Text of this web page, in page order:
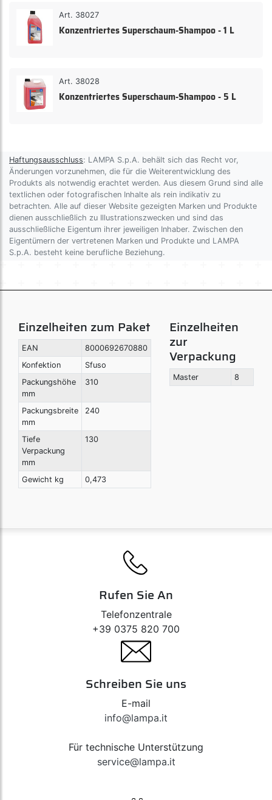
Art. 38027
Konzentriertes Superschaum-Shampoo - 1 L
Art. 38028
Konzentriertes Superschaum-Shampoo - 5 L
Haftungsausschluss: LAMPA S.p.A. behält sich das Recht vor,
Änderungen vorzunehmen, die für die Weiterentwicklung des
Produkts als notwendig erachtet werden. Aus diesem Grund sind alle
textlichen oder fotografischen Inhalte als rein indikativ zu
betrachten. Alle auf dieser Website gezeigten Marken und Produkte
dienen ausschließlich zu Illustrationszwecken und sind das
ausschließliche Eigentum ihrer jeweiligen Inhaber. Zwischen den
Eigentümern der vertretenen Marken und Produkte und LAMPA
S.p.A. besteht keine berufliche Beziehung.
Einzelheiten zum Paket
EAN
8000692670880
Konfektion
Sfuso
Packungshöhe
mm
310
Packungsbreite
mm
240
Tiefe
Verpackung
mm
130
Gewicht kg 0,473
Einzelheiten
zur
Verpackung
Master 8
Rufen Sie An
Telefonzentrale
+39 0375 820 700
Schreiben Sie uns
E-mail
info@lampa.it
Für technische Unterstützung
service@lampa.it